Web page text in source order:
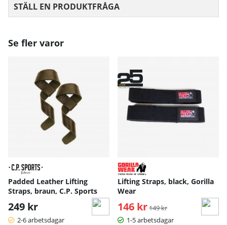
STÄLL EN PRODUKTFRÅGA
Se fler varor
Padded Leather Lifting
Straps, braun, C.P. Sports
249 kr
2-6 arbetsdagar
Lifting Straps, black, Gorilla
Wear
146 kr Ordinarie pris:
149 kr
1-5 arbetsdagar